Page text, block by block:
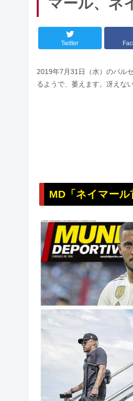
Twitter
2019年7月31日（水）のバル
るようで、萎えます。冴えな
MD「ネイマール